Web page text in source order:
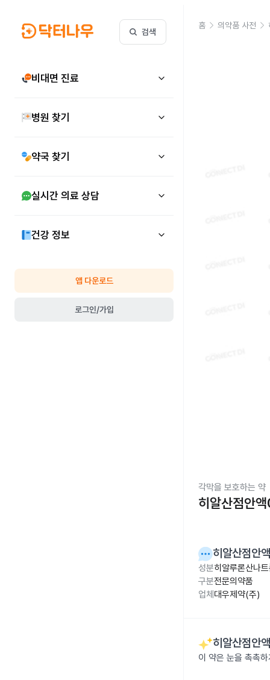
검색
비대면 진료
병원 찾기
약국 찾기
실시간 의료 상담
건강 정보
앱 다운로드
로그인/가입
홈 의약품 사전
각막을 보호하는 약
히알산점안
히알산점
성분히알루론산나
구분전문의약품
업체 대우제약(주)
히알산점
이 약은 눈을 촉촉